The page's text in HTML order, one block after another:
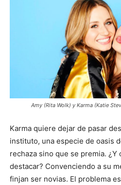
Amy (Rita Wolk) y Karma (Katie
Karma quiere dejar de pasar
instituto, una especie de oasis
rechaza sino que se premia. ¿Y
destacar? Convenciendo a su
finjan ser novias. El problema